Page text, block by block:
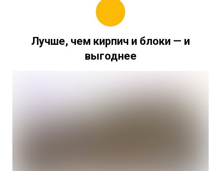
Лучше, чем кирпич и блоки — и
выгоднее